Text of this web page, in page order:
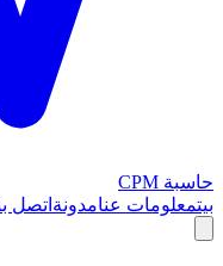
حاسبة CPM
بيتمعلومات عنامدونة اتصل